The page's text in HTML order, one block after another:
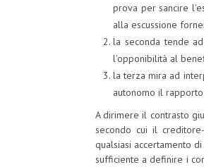
prova per sancire
alla escussione
la seconda tende
l’opponibilità al
la terza mira ad
autonomo il
A dirimere il contrasto
secondo cui il
qualsiasi accertamento
sufficiente a definire i